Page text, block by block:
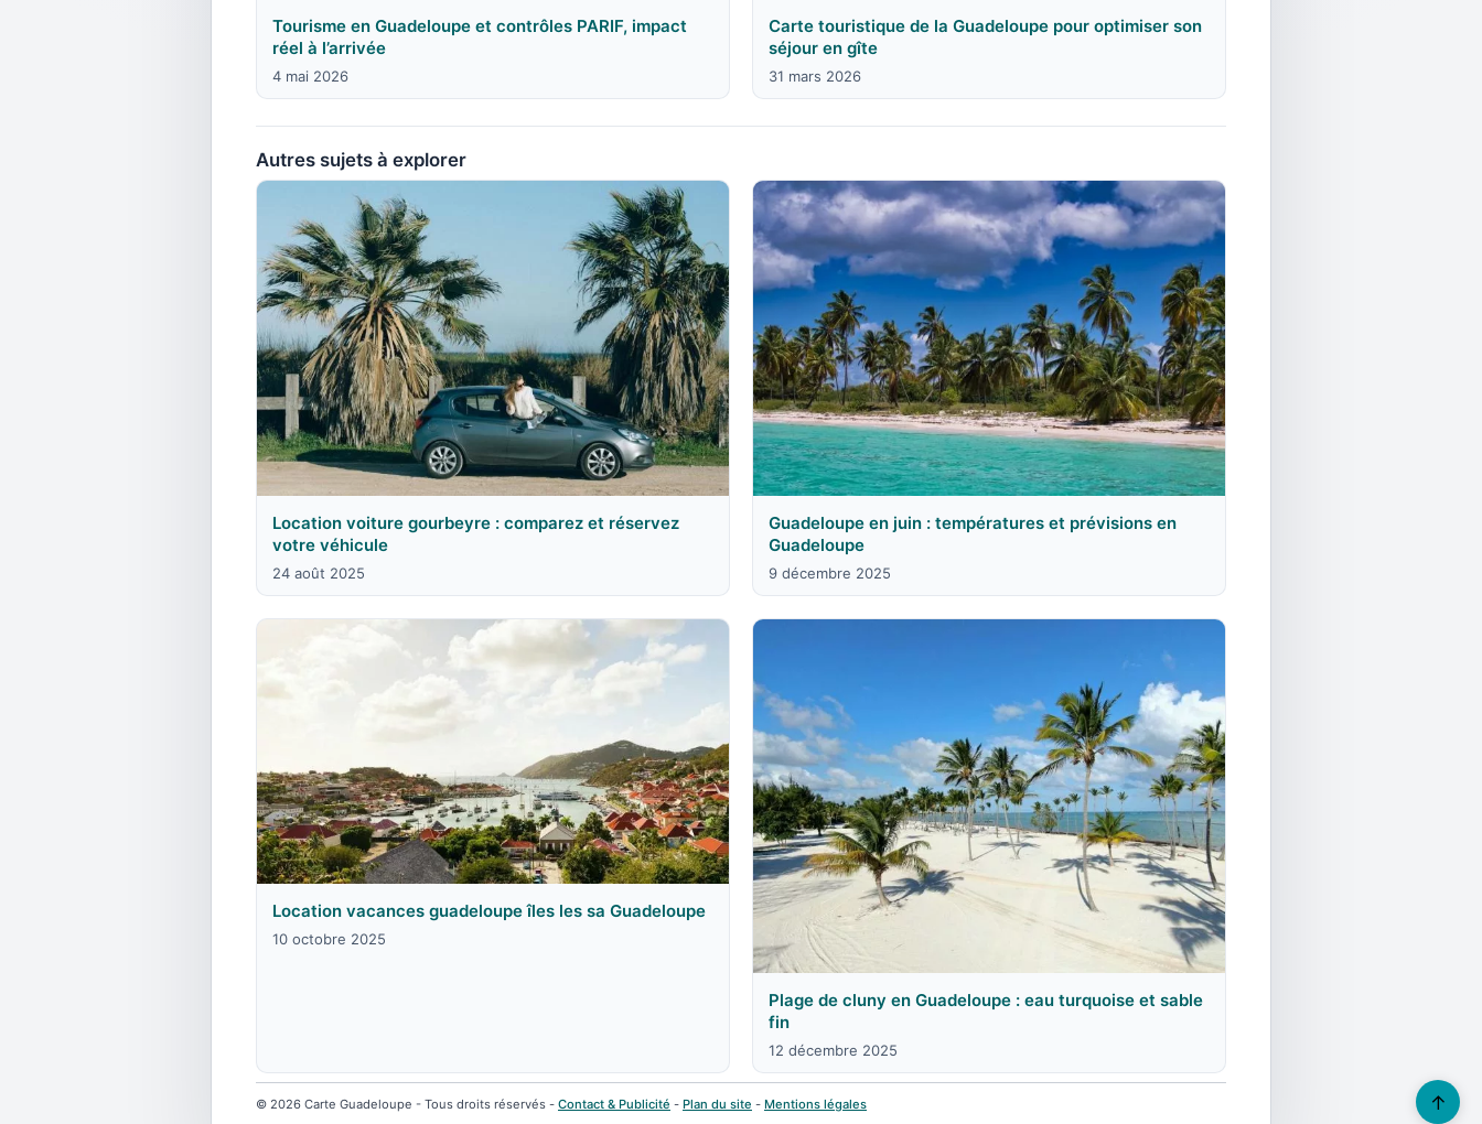
Tourisme en Guadeloupe et contrôles PARIF, impact
réel à l’arrivée
4 mai 2026
Carte touristique de la Guadeloupe pour optimiser son
séjour en gîte
31 mars 2026
Autres sujets à explorer
Location voiture gourbeyre : comparez et réservez
votre véhicule
24 août 2025
Guadeloupe en juin : températures et prévisions en
Guadeloupe
9 décembre 2025
Location vacances guadeloupe îles les sa Guadeloupe
10 octobre 2025
Plage de cluny en Guadeloupe : eau turquoise et sable
fin
12 décembre 2025
© 2026 Carte Guadeloupe - Tous droits réservés - Contact & Publicité - Plan du site - Mentions légales ↑